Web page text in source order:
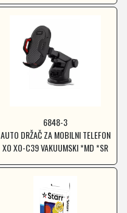
6848-3
AUTO DRŽAČ ZA MOBILNI TELEFON
XO XO-C39 VAKUUMSKI *MD *SR